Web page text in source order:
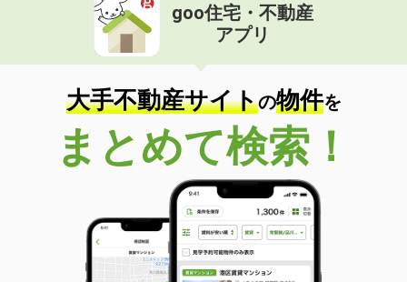
goo住宅・不動産
アプリ
大手不動産サイトの物件を
まとめて検索！